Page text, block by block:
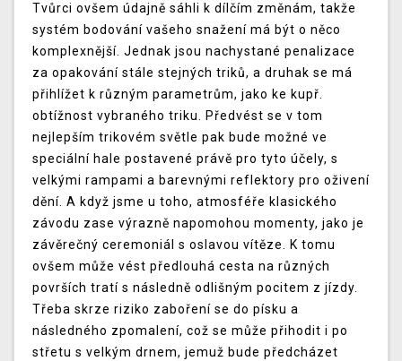
Tvůrci ovšem údajně sáhli k dílčím změnám, takže
systém bodování vašeho snažení má být o něco
komplexnější. Jednak jsou nachystané penalizace
za opakování stále stejných triků, a druhak se má
přihlížet k různým parametrům, jako ke kupř.
obtížnost vybraného triku. Předvést se v tom
nejlepším trikovém světle pak bude možné ve
speciální hale postavené právě pro tyto účely, s
velkými rampami a barevnými reflektory pro oživení
dění. A když jsme u toho, atmosféře klasického
závodu zase výrazně napomohou momenty, jako je
závěrečný ceremoniál s oslavou vítěze. K tomu
ovšem může vést předlouhá cesta na různých
površích tratí s následně odlišným pocitem z jízdy.
Třeba skrze riziko zaboření se do písku a
následného zpomalení, což se může přihodit i po
střetu s velkým drnem, jemuž bude předcházet